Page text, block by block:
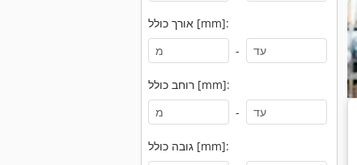
אורך כולל [mm]:
-
רוחב כולל [mm]:
-
גובה כולל [mm]: